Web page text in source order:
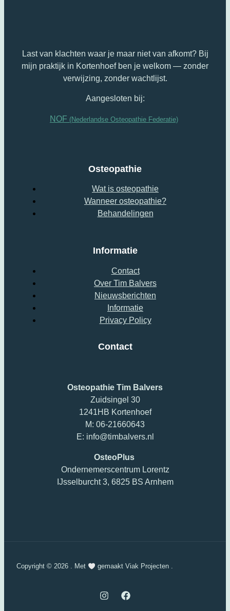
Last van klachten waar je maar niet van afkomt? Bij
mijn praktijk in Kortenhoef ben je welkom — zonder
verwijzing, zonder wachtlijst.
Aangesloten bij:
NOF (Nederlandse Osteopathie Federatie)
Osteopathie
Wat is osteopathie
Wanneer osteopathie?
Behandelingen
Informatie
Contact
Over Tim Balvers
Nieuwsberichten
Informatie
Privacy Policy
Contact
Osteopathie Tim Balvers
Zuidsingel 30
1241HB Kortenhoef
M: 06-21660643
E: info@timbalvers.nl
OsteoPlus
Ondernemerscentrum Lorentz
IJsselburcht 3, 6825 BS Arnhem
Copyright © 2026 . Met gemaakt Viak Projecten .